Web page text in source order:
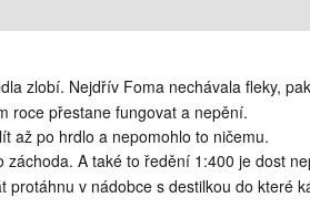
zlobí. Nejdřív Foma nechávala fleky,
roce přestane fungovat a nepění.
až po hrdlo a nepomohlo to ničemu.
A také to ředění 1:400 je dost
v nádobce s destilkou do které